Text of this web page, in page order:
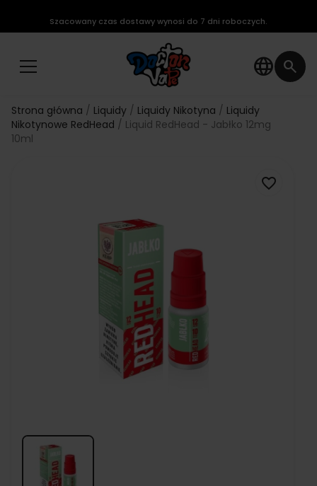
language search
Szacowany czas dostawy wynosi do 7 dni roboczych.
Strona główna Liquidy Liquidy Nikotyna
Liquidy
Nikotynowe RedHead
Liquid RedHead - Jabłko 12mg
10ml
favorite_border